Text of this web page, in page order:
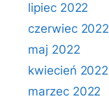
lipiec 2022
czerwiec 2022
maj 2022
kwiecień 2022
marzec 2022